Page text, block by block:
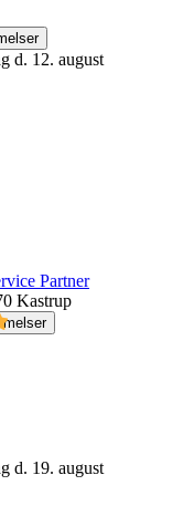
d. 12. august
Partner
Kastrup
d. 19. august